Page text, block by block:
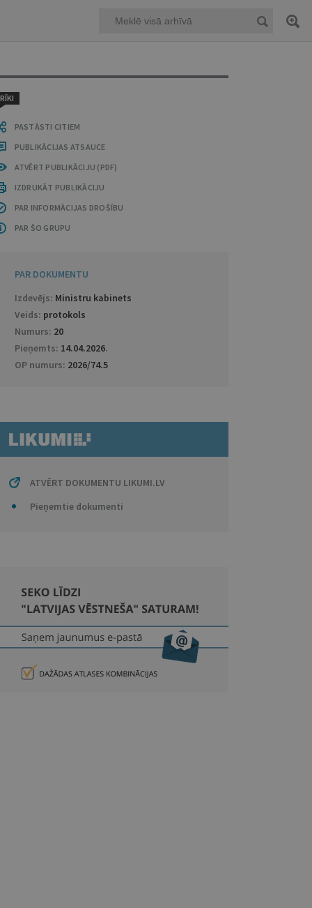
RĪKI
PASTĀSTI CITIEM
PUBLIKĀCIJAS ATSAUCE
ATVĒRT PUBLIKĀCIJU (PDF)
IZDRUKĀT PUBLIKĀCIJU
PAR INFORMĀCIJAS DROŠĪBU
PAR ŠO GRUPU
PAR DOKUMENTU
Izdevējs: Ministru kabinets
Veids: protokols
Numurs: 20
Pieņemts: 14.04.2026.
OP numurs: 2026/74.5
ATVĒRT DOKUMENTU LIKUMI.LV
Pieņemtie dokumenti